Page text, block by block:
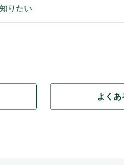
りたい
よくあ